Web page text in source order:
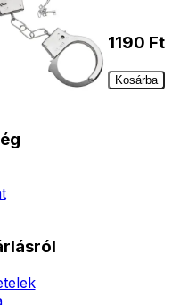
1190 Ft
Kosárba